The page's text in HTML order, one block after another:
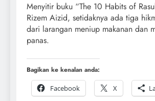
Menyitir buku “The 10 Habits of
Rizem Aizid, setidaknya ada tiga
dari larangan meniup makanan dan
panas.
Bagikan ke kenalan anda:
Facebook
X